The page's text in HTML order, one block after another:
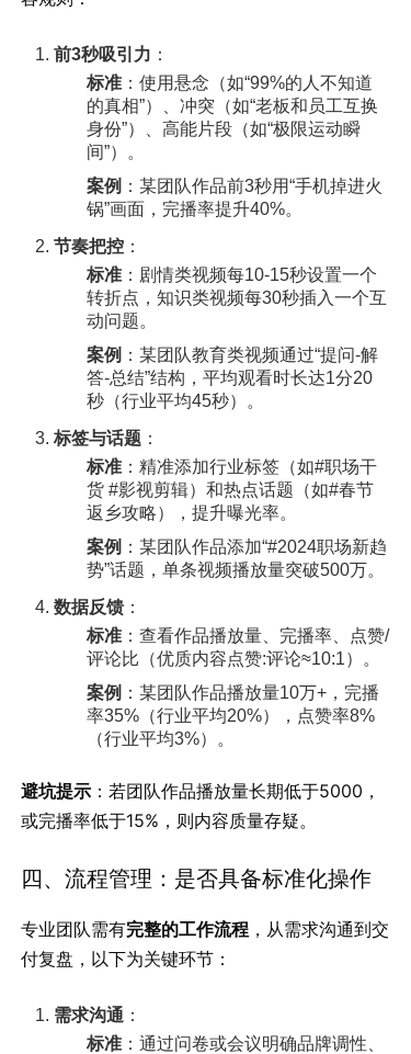
前3秒吸引力 ：
标准 ：使用悬念（如“99%的人不知道
的真相”）、冲突（如“老板和员工互换
身份”）、高能片段（如“极限运动瞬
间”）。
案例 ：某团队作品前3秒用“手机掉进火
锅”画面，完播率提升40%。
节奏把控 ：
标准 ：剧情类视频每10-15秒设置一个
转折点，知识类视频每30秒插入一个互
动问题。
案例 ：某团队教育类视频通过“提问-解
答-总结”结构，平均观看时长达1分20
秒（行业平均45秒）。
标签与话题 ：
标准 ：精准添加行业标签（如#职场干
货 #影视剪辑）和热点话题（如#春节
返乡攻略），提升曝光率。
案例 ：某团队作品添加“#2024职场新趋
势”话题，单条视频播放量突破500万。
数据反馈 ：
标准 ：查看作品播放量、完播率、点赞/
评论比（优质内容点赞:评论≈10:1）。
案例 ：某团队作品播放量10万+，完播
率35%（行业平均20%），点赞率8%
（行业平均3%）。
避坑提示 ：若团队作品播放量长期低于5000，
或完播率低于15%，则内容质量存疑。
四、流程管理：是否具备标准化操作
专业团队需有完整的工作流程 ，从需求沟通到交
付复盘，以下为关键环节：
需求沟通 ：
标准 ：通过问卷或会议明确品牌调性、